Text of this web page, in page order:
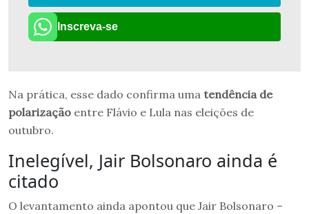
Inscreva-se
Na prática, esse dado confirma uma tendência de
polarização entre Flávio e Lula nas eleições de
outubro.
Inelegível, Jair Bolsonaro ainda é
citado
O levantamento ainda apontou que Jair Bolsonaro –